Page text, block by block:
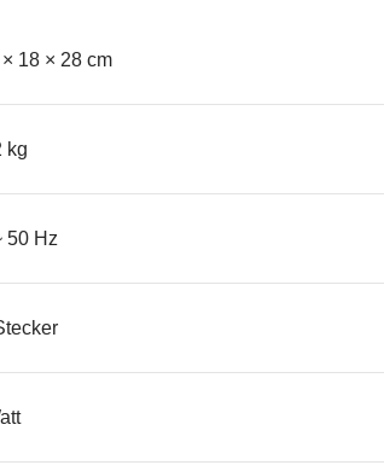
18 × 28 cm
kg
50 Hz